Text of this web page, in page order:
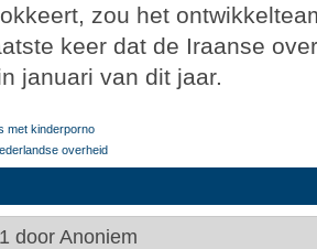
zou het
keer dat de Iraanse
januari van dit jaar.
met kinderporno
overheid
door Anoniem